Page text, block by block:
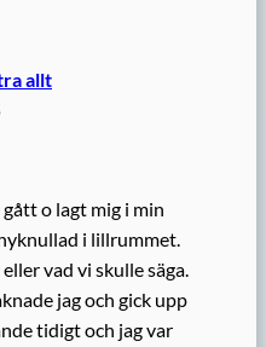
allt
o lagt mig i min
i lillrummet.
vad vi skulle säga.
jag och gick upp
tidigt och jag var